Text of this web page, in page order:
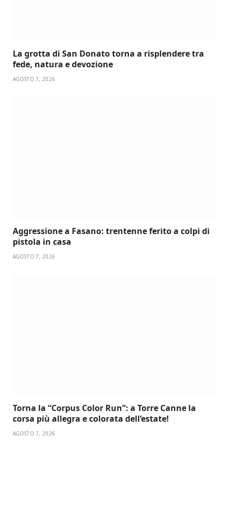
La grotta di San Donato torna a risplendere tra
fede, natura e devozione
AGOSTO 7, 2026
Aggressione a Fasano: trentenne ferito a colpi di
pistola in casa
AGOSTO 7, 2026
Torna la “Corpus Color Run”: a Torre Canne la
corsa più allegra e colorata dell’estate!
AGOSTO 7, 2026